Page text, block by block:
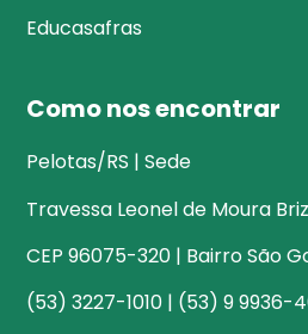
Educasafras
Como nos encontrar
Pelotas/RS | Sede
Travessa Leonel de Moura
CEP 96075-320 | Bairro São
(53) 3227-1010 | (53) 9 9936-